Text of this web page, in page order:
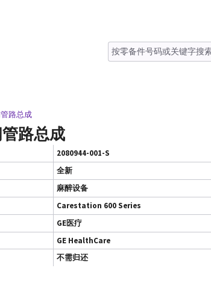
管路总成
管路总成
2080944-001-S
全新
麻醉设备
Carestation 600 Series
GE医疗
GE HealthCare
不需归还